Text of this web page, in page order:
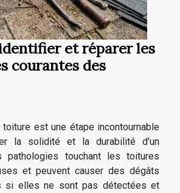
et réparer les
courantes des
toiture est une étape incontournable
la solidité et la durabilité d’un
pathologies touchant les toitures
et peuvent causer des dégâts
si elles ne sont pas détectées et